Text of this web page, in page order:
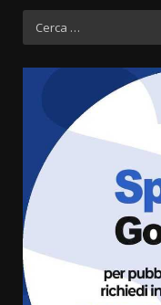
degli
Ricerca
per:
da
6